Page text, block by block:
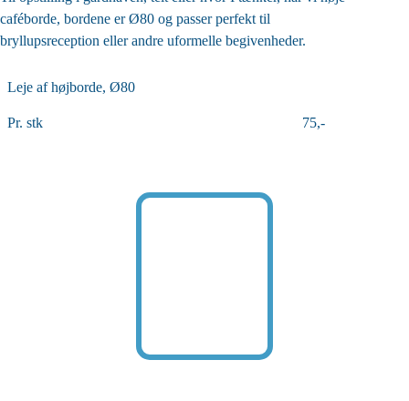
caféborde, bordene er Ø80 og passer perfekt til
bryllupsreception eller andre uformelle begivenheder.
Leje af højborde, Ø80
Pr. stk 75,-